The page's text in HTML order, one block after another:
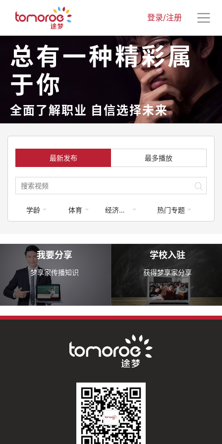
登录/注册
总有一种精彩属
于你
全面了解职业 自信选择未来
最新发布 最多播放
学龄 体育 经济学类 热门专题
我要分享
梦享家传播知识
学校入驻
获得梦享家分享